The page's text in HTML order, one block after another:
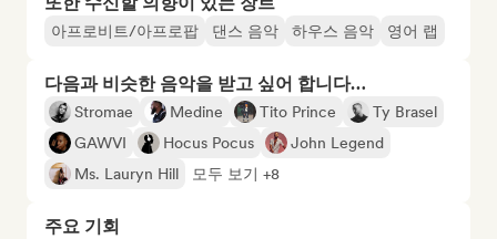
아프로비트/아프로팝 댄스 음악 하우스 음악 영어 랩
다음과 비슷한 음악을 받고 싶어 합니다…
Stromae Medine Tito Prince
Ty Brasel
GAWVI
Hocus Pocus
John Legend
Ms. Lauryn Hill
모두 보기 +8
주요 기회